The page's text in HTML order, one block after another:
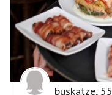
buskatze, 55